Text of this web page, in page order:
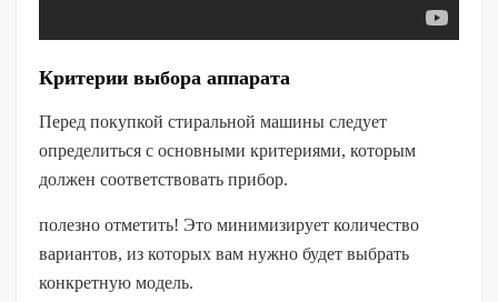
Критерии выбора аппарата
Перед покупкой стиральной машины следует
определиться с основными критериями, которым
должен соответствовать прибор.
полезно отметить! Это минимизирует количество
вариантов, из которых вам нужно будет выбрать
конкретную модель.